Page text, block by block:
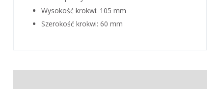
Wysokość krokwi: 105 mm
Szerokość krokwi: 60 mm